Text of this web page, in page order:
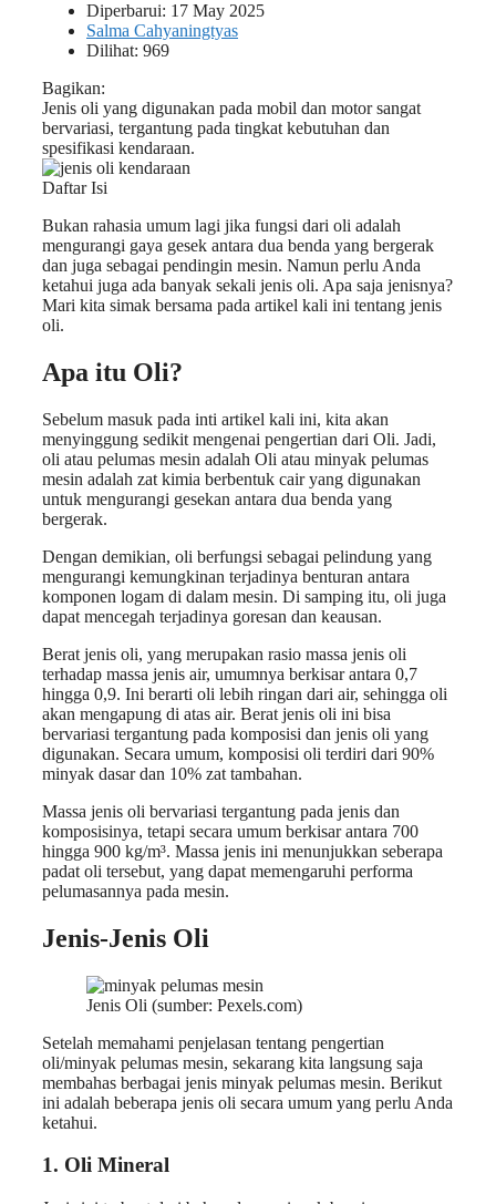
Diperbarui: 17 May 2025
Salma Cahyaningtyas
Dilihat: 969
Bagikan:
Jenis oli yang digunakan pada mobil dan motor sangat
bervariasi, tergantung pada tingkat kebutuhan dan
spesifikasi kendaraan.
Daftar Isi
Bukan rahasia umum lagi jika fungsi dari oli adalah
mengurangi gaya gesek antara dua benda yang bergerak
dan juga sebagai pendingin mesin. Namun perlu Anda
ketahui juga ada banyak sekali jenis oli. Apa saja jenisnya?
Mari kita simak bersama pada artikel kali ini tentang jenis
oli.
Apa itu Oli?
Sebelum masuk pada inti artikel kali ini, kita akan
menyinggung sedikit mengenai pengertian dari Oli. Jadi,
oli atau pelumas mesin adalah Oli atau minyak pelumas
mesin adalah zat kimia berbentuk cair yang digunakan
untuk mengurangi gesekan antara dua benda yang
bergerak.
Dengan demikian, oli berfungsi sebagai pelindung yang
mengurangi kemungkinan terjadinya benturan antara
komponen logam di dalam mesin. Di samping itu, oli juga
dapat mencegah terjadinya goresan dan keausan.
Berat jenis oli, yang merupakan rasio massa jenis oli
terhadap massa jenis air, umumnya berkisar antara 0,7
hingga 0,9. Ini berarti oli lebih ringan dari air, sehingga oli
akan mengapung di atas air. Berat jenis oli ini bisa
bervariasi tergantung pada komposisi dan jenis oli yang
digunakan. Secara umum, komposisi oli terdiri dari 90%
minyak dasar dan 10% zat tambahan.
Massa jenis oli bervariasi tergantung pada jenis dan
komposisinya, tetapi secara umum berkisar antara 700
hingga 900 kg/m³. Massa jenis ini menunjukkan seberapa
padat oli tersebut, yang dapat memengaruhi performa
pelumasannya pada mesin.
Jenis-Jenis Oli
Jenis Oli (sumber: Pexels.com)
Setelah memahami penjelasan tentang pengertian
oli/minyak pelumas mesin, sekarang kita langsung saja
membahas berbagai jenis minyak pelumas mesin. Berikut
ini adalah beberapa jenis oli secara umum yang perlu Anda
ketahui.
1. Oli Mineral